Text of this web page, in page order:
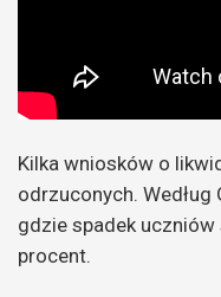
Kilka wniosków o
odrzuconych. Według
gdzie spadek
procent.